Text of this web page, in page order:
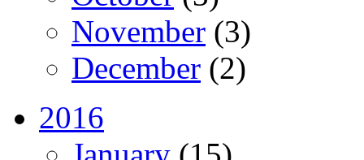
November (3)
December (2)
2016